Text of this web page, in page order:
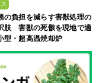
の負担を減らす害獣処理の
肢 害獣の死骸を現地で適
・超高温焼却炉
』